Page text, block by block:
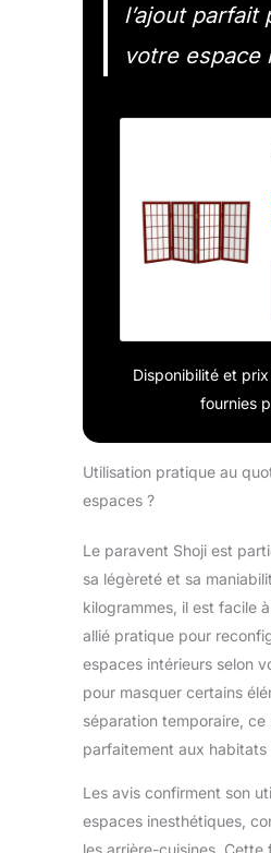
l’ajout parfait
votre espace
Disponibilité et
fournies
Utilisation pratique au
espaces ?
Le paravent Shoji est
sa légèreté et sa
kilogrammes, il est facile
allié pratique pour
espaces intérieurs selon
pour masquer certains
séparation temporaire, ce
parfaitement aux habitats
Les avis confirment son
espaces inesthétiques,